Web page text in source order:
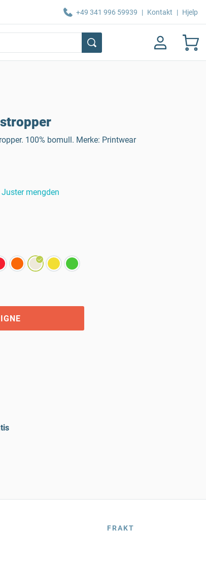
+49 341 996 59939 | Kontakt | Hjelp
100% bomull. Merke: Printwear
Juster mengden
FRAKT